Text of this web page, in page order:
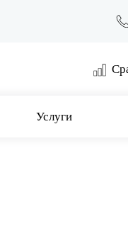
Услуги